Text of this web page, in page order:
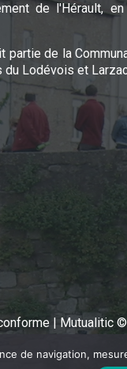
de l'Hérault,
partie de la
du Lodévois et
Mutualitic
de navigation,